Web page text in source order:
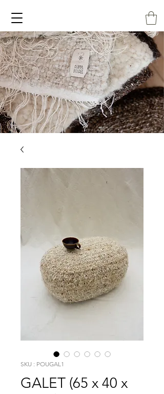
SKU : POUGAL1
GALET (65 x 40 x